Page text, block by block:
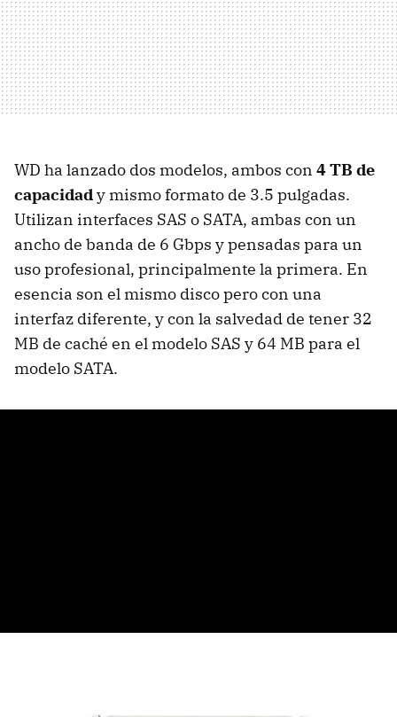
WD ha lanzado dos modelos, ambos con 4 TB de
capacidady mismo formato de 3.5 pulgadas.
Utilizan interfaces SAS o SATA, ambas con un
ancho de banda de 6 Gbps y pensadas para un
uso profesional, principalmente la primera. En
esencia son el mismo disco pero con una
interfaz diferente, y con la salvedad de tener 32
MB de caché en el modelo SAS y 64 MB para el
modelo SATA.